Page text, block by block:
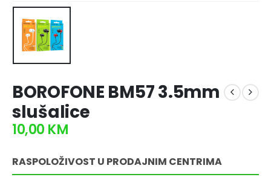
BOROFONE BM57 3.5mm
slušalice
10,00 KM
RASPOLOŽIVOST U PRODAJNIM CENTRIMA